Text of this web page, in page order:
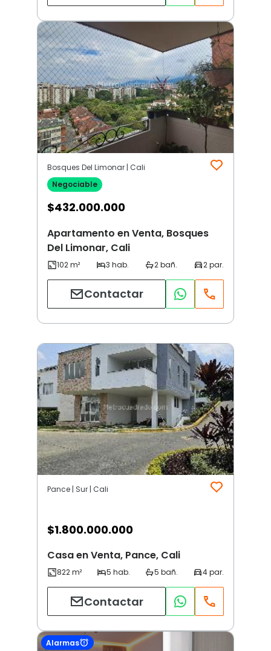
Bosques Del Limonar | Cali
Negociable
$432.000.000
Apartamento en Venta, Bosques
Del Limonar, Cali
Contactar
Pance | Sur | Cali
$1.800.000.000
Casa en Venta, Pance, Cali
Contactar
Alarmas